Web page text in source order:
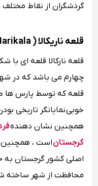
گردشگران از نقاط
قلعه ناریکالا ( Narikala )
قلعه نارکالا قلعه‌ ای
چهارم می باشد که در
قلعه که توسط پارس ‌ها
خوبینمایانگر تاریخی
همچنین نشان دهنده
گرجستاناست ، همچنین
اصلی کشور گرجستان به
محافظت از شهر ساخته